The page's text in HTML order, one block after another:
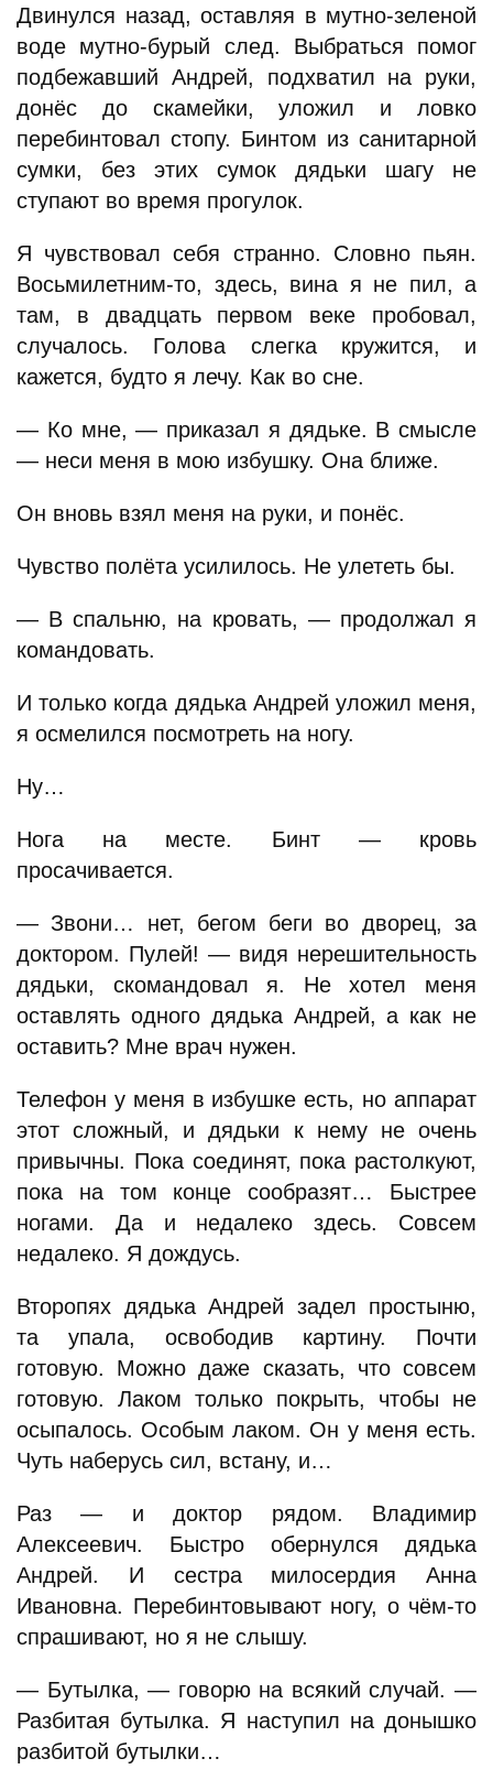
Двинулся назад, оставляя в мутно-зеленой
воде мутно-бурый след. Выбраться помог
подбежавший Андрей, подхватил на руки,
донёс до скамейки, уложил и ловко
перебинтовал стопу. Бинтом из санитарной
сумки, без этих сумок дядьки шагу не
ступают во время прогулок.
Я чувствовал себя странно. Словно пьян.
Восьмилетним-то, здесь, вина я не пил, а
там, в двадцать первом веке пробовал,
случалось. Голова слегка кружится, и
кажется, будто я лечу. Как во сне.
— Ко мне, — приказал я дядьке. В смысле
— неси меня в мою избушку. Она ближе.
Он вновь взял меня на руки, и понёс.
Чувство полёта усилилось. Не улететь бы.
— В спальню, на кровать, — продолжал я
командовать.
И только когда дядька Андрей уложил меня,
я осмелился посмотреть на ногу.
Ну…
Нога на месте. Бинт — кровь
просачивается.
— Звони… нет, бегом беги во дворец, за
доктором. Пулей! — видя нерешительность
дядьки, скомандовал я. Не хотел меня
оставлять одного дядька Андрей, а как не
оставить? Мне врач нужен.
Телефон у меня в избушке есть, но аппарат
этот сложный, и дядьки к нему не очень
привычны. Пока соединят, пока растолкуют,
пока на том конце сообразят… Быстрее
ногами. Да и недалеко здесь. Совсем
недалеко. Я дождусь.
Второпях дядька Андрей задел простыню,
та упала, освободив картину. Почти
готовую. Можно даже сказать, что совсем
готовую. Лаком только покрыть, чтобы не
осыпалось. Особым лаком. Он у меня есть.
Чуть наберусь сил, встану, и…
Раз — и доктор рядом. Владимир
Алексеевич. Быстро обернулся дядька
Андрей. И сестра милосердия Анна
Ивановна. Перебинтовывают ногу, о чём-то
спрашивают, но я не слышу.
— Бутылка, — говорю на всякий случай. —
Разбитая бутылка. Я наступил на донышко
разбитой бутылки…